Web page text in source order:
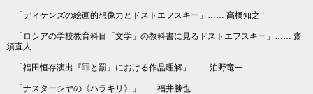
「ディケンズの絵画的想像力とドストエフスキー」…… 高橋知之
「ロシアの学校教育科目「文学」の教科書に見るドストエフスキー」…… 齋
須直人
「福田恒存演出『罪と罰』における作品理解」…… 泊野竜一
「ナスターシヤの《ハラキリ》」……福井勝也